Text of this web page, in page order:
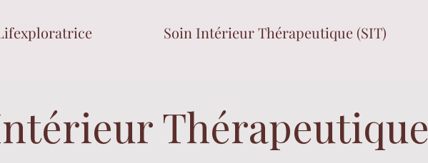
Soin Intérieur Thérapeutique (SIT)
Thérapeutique